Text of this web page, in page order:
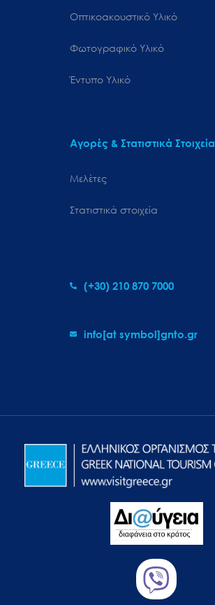
Οπτικοακουστικό Υλικό
Φωτογραφικό Υλικό
Έντυπο Υλικό
Αγορές & Στατιστικά Στοιχεία
Μελέτες
Στατιστικά στοιχεία
(+30) 210 870 7000
info[at symbol]gnto.gr